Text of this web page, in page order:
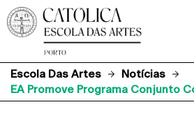
Escola Das Artes
Notícias
EA Promove Programa Conjunto